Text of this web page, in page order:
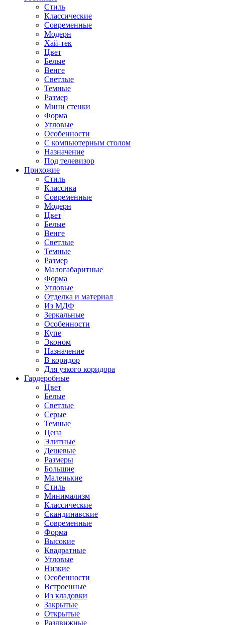
Стиль
Классические
Современные
Модерн
Хай-тек
Цвет
Белые
Венге
Светлые
Темные
Размер
Мини стенки
Форма
Угловые
Особенности
С компьютерным столом
Назначение
Под телевизор
Прихожие
Стиль
Классика
Современные
Модерн
Цвет
Белые
Венге
Светлые
Темные
Размер
Малогабаритные
Форма
Угловые
Отделка и материал
Из МДФ
Зеркальные
Особенности
Купе
Эконом
Назначение
В коридор
Для узкого коридора
Гардеробные
Цвет
Белые
Светлые
Серые
Темные
Цена
Элитные
Дешевые
Размеры
Большие
Маленькие
Стиль
Минимализм
Классические
Скандинавские
Современные
Форма
Высокие
Квадратные
Угловые
Низкие
Особенности
Встроенные
Из кладовки
Закрытые
Открытые
Раздвижные